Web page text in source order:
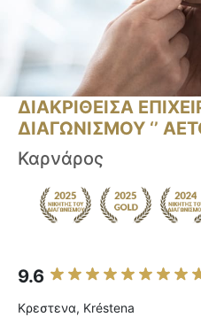
ΔΙΑΚΡΙΘΕΙΣΑ
ΔΙΑΓΩΝΙΣΜΟΥ ‘’
Καρνάρος
9.6
Κρεστενα, Kréstena